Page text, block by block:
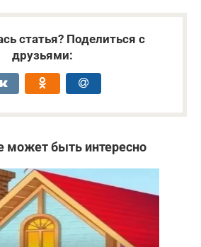
статья? Поделиться с
друзьями:
может быть интересно